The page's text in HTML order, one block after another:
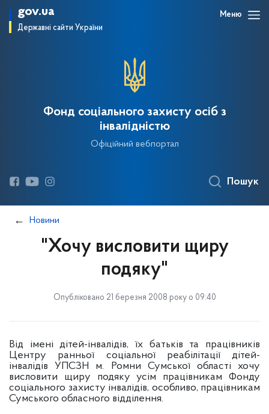
gov.ua
Державні сайти України
Меню
Фонд соціального захисту осіб з
інвалідністю
Офіційний вебпортал
Пошук
Новини
"Хочу висловити щиру
подяку"
Опубліковано 21 березня 2008 року о 09:40
Від імені дітей-інвалідів, їх батьків та працівників
Центру ранньої соціальної реабілітації дітей-
інвалідів УПСЗН м. Ромни Сумської області хочу
висловити щиру подяку усім працівникам Фонду
соціального захисту інвалідів, особливо, працівникам
Сумського обласного відділення.